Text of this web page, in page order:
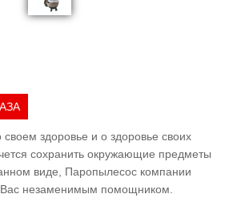
здоровье и о здоровье своих
сохранить окружающие предметы
виде, Паропылесос компании
Вас незаменимым помощником.